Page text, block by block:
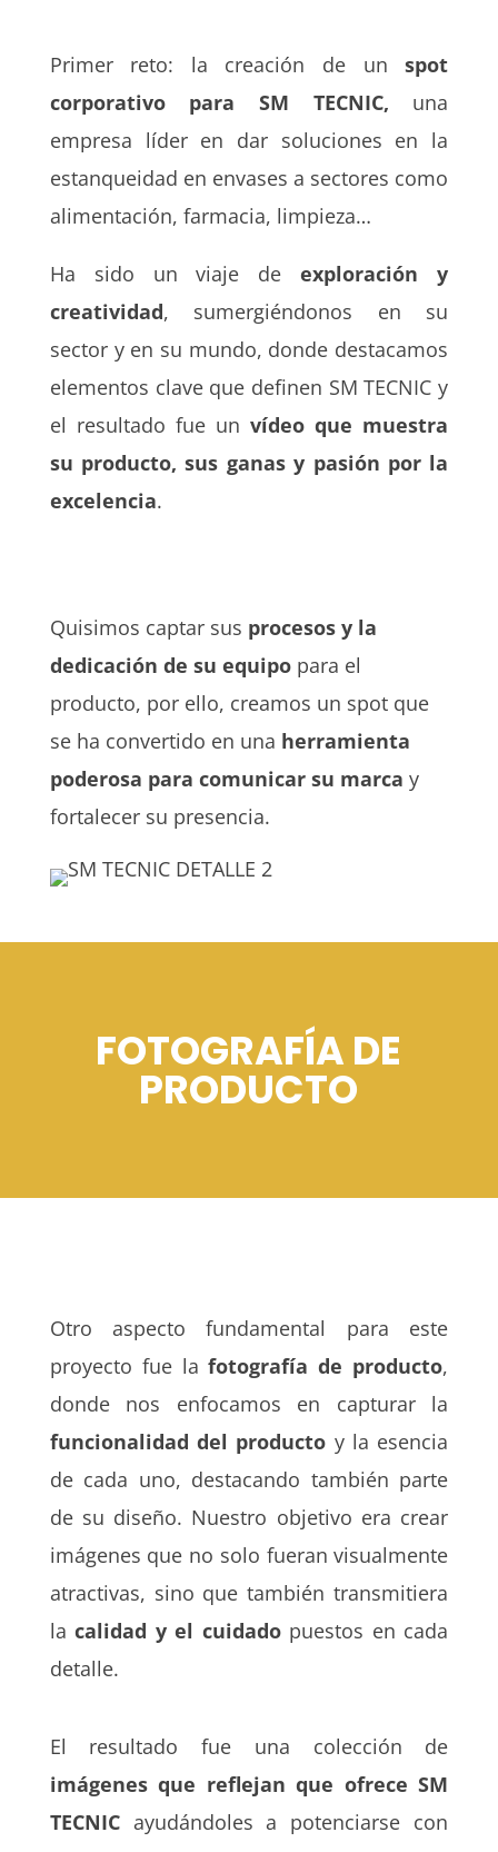
Primer reto: la creación de unspot
corporativo para
SM TECNIC, una
empresa líder en dar soluciones en la
estanqueidad en envases a sectores como
alimentación, farmacia, limpieza…
Ha sido un viaje deexploración y
creatividad, sumergiéndonos en su
sector y en su mundo, donde destacamos
elementos clave que definen SM TECNIC y
el resultado fue unvídeo que muestra
su producto, sus ganas y pasión por la
excelencia.
Quisimos captar sus procesos y la
dedicación de su equipopara el
producto, por ello, creamos un spot que
se ha convertido en una herramienta
poderosa para comunicar su marca y
fortalecer su presencia.
FOTOGRAFÍA DE
PRODUCTO
Otro aspecto fundamental para este
proyecto fue lafotografía de producto,
donde nos enfocamos en capturar la
funcionalidad del producto y la esencia
de cada uno, destacando también parte
de su diseño. Nuestro objetivo era crear
imágenes que no solo fueran visualmente
atractivas, sino que también transmitiera
lacalidad y el cuidadopuestos en cada
detalle.
El resultado fue una colección de
imágenes que reflejan que ofrece SM
TECNICayudándoles a potenciarse con